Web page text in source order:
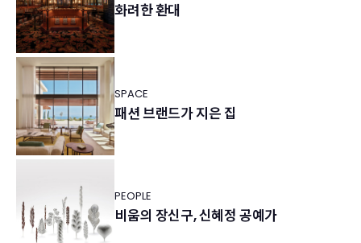
화려한 환대
SPACE
패션 브랜드가 지은 집
PEOPLE
비움의 장신구, 신혜정 공예가